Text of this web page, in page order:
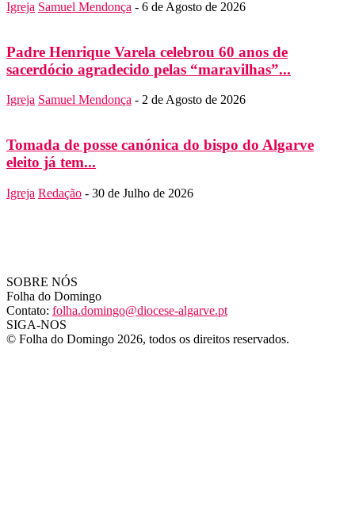
Igreja Samuel Mendonça - 6 de Agosto de 2026
Padre Henrique Varela celebrou 60 anos de
sacerdócio agradecido pelas “maravilhas”...
Igreja Samuel Mendonça - 2 de Agosto de 2026
Tomada de posse canónica do bispo do Algarve
eleito já tem...
Igreja Redação - 30 de Julho de 2026
SOBRE NÓS
Folha do Domingo
Contato: folha.domingo@diocese-algarve.pt
SIGA-NOS
© Folha do Domingo 2026, todos os direitos reservados.